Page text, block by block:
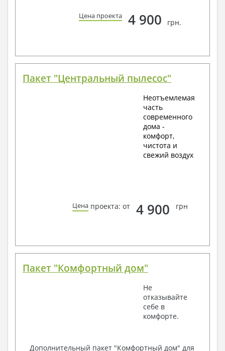
Цена проекта 4 900 грн.
Пакет "Центральный пылесос"
Неотъемлемая
часть
современного
дома -
комфорт,
чистота и
свежий воздух
Цена проекта: от 4 900 грн
Пакет "Комфортный дом"
Не
отказывайте
себе в
комфорте.
Дополнительный пакет "Комфортный дом" для